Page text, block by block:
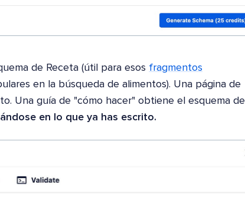
de Receta (útil para esos fragmentos
en la búsqueda de alimentos). Una página de
Una guía de "cómo hacer" obtiene el esquema de
en lo que ya has escrito.